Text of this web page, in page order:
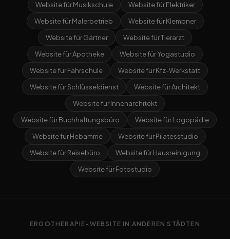
Website für Musikschule
Website für Elektriker
Website für Malerbetrieb
Website für Klempner
Website für Gärtner
Website für Tierarzt
Website für Apotheke
Website für Yogastudio
Website für Fahrschule
Website für Kfz-Werkstatt
Website für Schlüsseldienst
Website für Architekt
Website für Innenarchitekt
Website für Buchhaltungsbüro
Website für Logopädie
Website für Hebamme
Website für Pilatesstudio
Website für Reisebüro
Website für Hausreinigung
Website für Fotostudio
ERGOTHERAPIE-WEBSITE IN ANDEREN STÄDTEN